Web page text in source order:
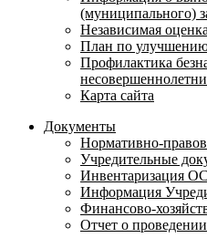
(муниципального)
Независимая
План по улучшению
Профилактика
Карта сайта
Документы
Нормативно-
Учредительные
Инвентаризация ОС
Информация
Финансово-
Отчет о